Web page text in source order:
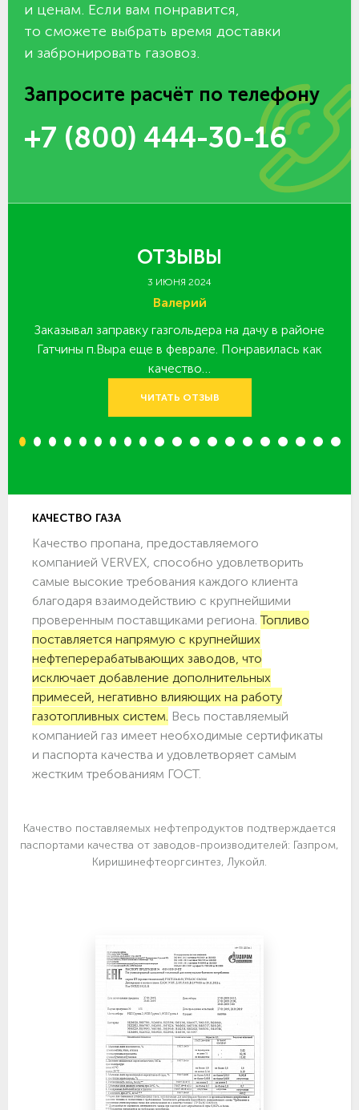
и ценам. Если вам понравится,
то сможете выбрать время доставки
и забронировать газовоз.
Запросите расчёт по телефону
+7 (800) 444-30-16
ОТЗЫВЫ
3 ИЮНЯ 2024
Валерий
Заказывал заправку газгольдера на дачу в районе
Гатчины п.Выра еще в феврале. Понравилась как
качество…
ЧИТАТЬ ОТЗЫВ
1 2 3 4 5 6 7 8 9 10 11 12 13 14 15 16 17 18 19 20
КАЧЕСТВО ГАЗА
Качество пропана, предоставляемого
компанией VERVEX, способно удовлетворить
самые высокие требования каждого клиента
благодаря взаимодействию с крупнейшими
проверенным поставщиками региона.Топливо
поставляется напрямую с крупнейших
нефтеперерабатывающих заводов, что
исключает добавление дополнительных
примесей, негативно влияющих на работу
газотопливных систем. Весь поставляемый
компанией газ имеет необходимые сертификаты
и паспорта качества и удовлетворяет самым
жестким требованиям ГОСТ.
Качество поставляемых нефтепродуктов подтверждается
паспортами качества от заводов-производителей: Газпром,
Киришинефтеоргсинтез, Лукойл.